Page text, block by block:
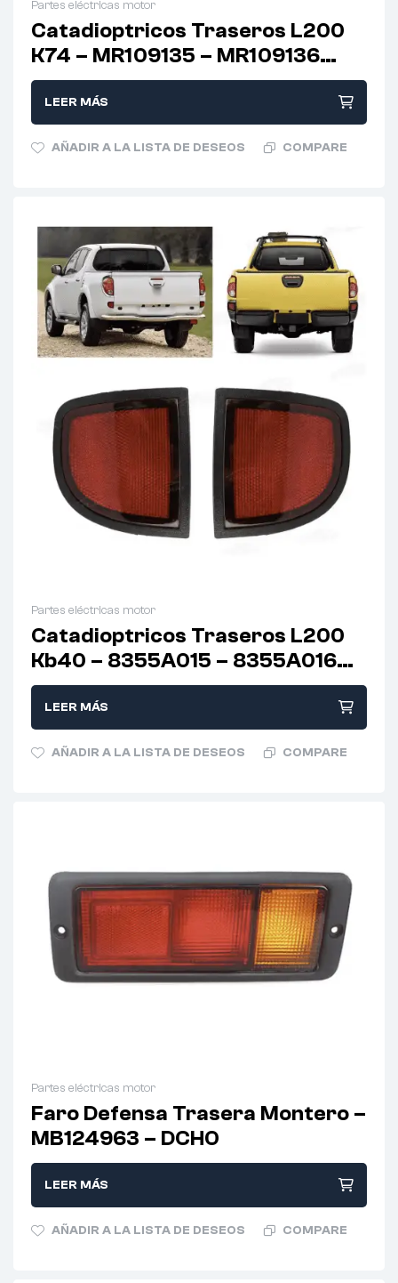
Partes eléctricas motor
Catadioptricos Traseros L200
K74 – MR109135 – MR109136
(PAR)
LEER MÁS
AÑADIR A LA LISTA DE DESEOS COMPARE
Partes eléctricas motor
Catadioptricos Traseros L200
Kb40 – 8355A015 – 8355A016
(PAR)
LEER MÁS
AÑADIR A LA LISTA DE DESEOS COMPARE
Partes eléctricas motor
Faro Defensa Trasera Montero –
MB124963 – DCHO
LEER MÁS
AÑADIR A LA LISTA DE DESEOS COMPARE